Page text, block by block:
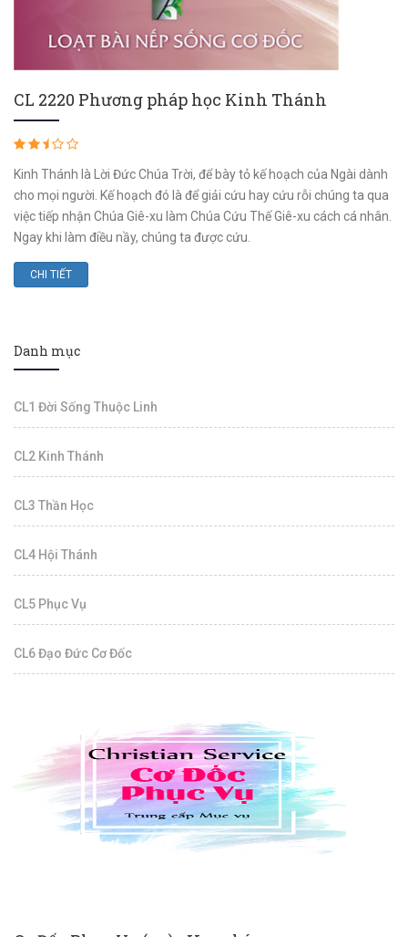
CL 2220 Phương pháp học Kinh Thánh
Kinh Thánh là Lời Đức Chúa Trời, để bày tỏ kế hoạch của Ngài dành
cho mọi người. Kế hoạch đó là để giải cứu hay cứu rỗi chúng ta qua
việc tiếp nhận Chúa Giê-xu làm Chúa Cứu Thế Giê-xu cách cá nhân.
Ngay khi làm điều nầy, chúng ta được cứu.
CHI TIẾT
Danh mục
CL1 Đời Sống Thuộc Linh
CL2 Kinh Thánh
CL3 Thần Học
CL4 Hội Thánh
CL5 Phục Vụ
CL6 Đạo Đức Cơ Đốc